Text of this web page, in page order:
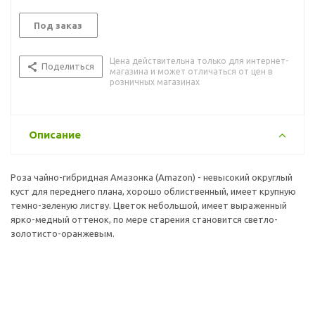
Под заказ
Поделиться
Цена действительна только для интернет-
магазина и может отличаться от цен в
розничных магазинах
Описание
Роза чайно-гибридная Амазонка (Amazon) - невысокий округлый
куст для переднего плана, хорошо облиственный, имеет крупную
темно-зеленую листву. Цветок небольшой, имеет выраженный
ярко-медный оттенок, по мере старения становится светло-
золотисто-оранжевым.